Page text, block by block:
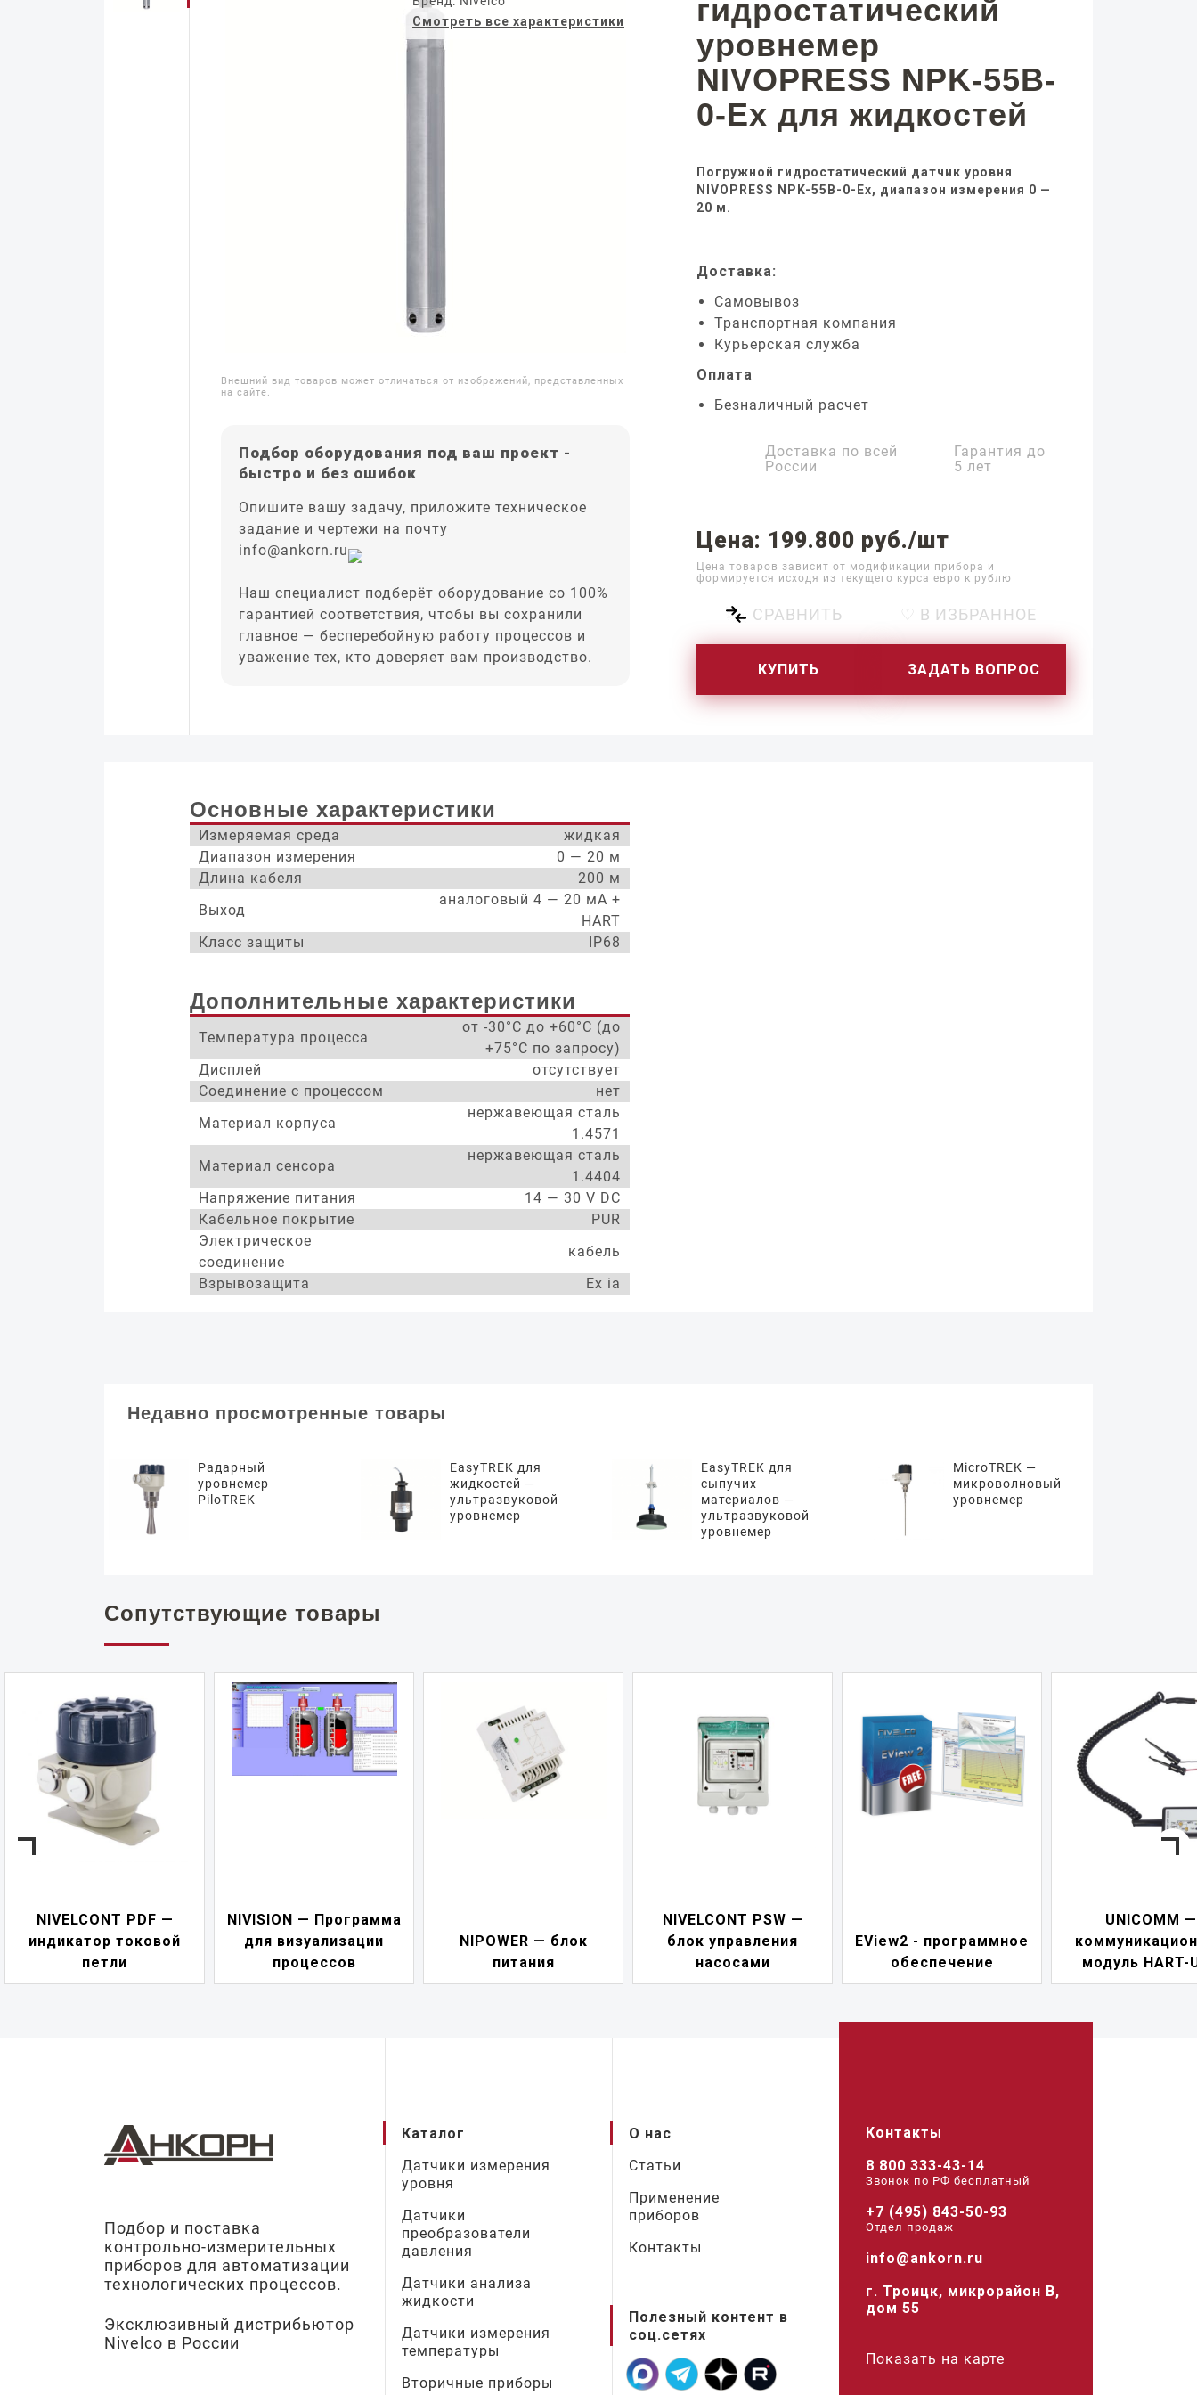
Смотреть все характеристики
Внешний вид товаров может отличаться от изображений, представленных
на сайте.
Подбор оборудования под ваш проект -
быстро и без ошибок
Опишите вашу задачу, приложите техническое
задание и чертежи на почту
info@ankorn.ru
Наш специалист подберёт оборудование со 100%
гарантией соответствия, чтобы вы сохранили
главное — бесперебойную работу процессов и
уважение тех, кто доверяет вам производство.
гидростатический
уровнемер
NIVOPRESS NPK-55B-
0-Ex для жидкостей
Погружной гидростатический датчик уровня
NIVOPRESS NPK-55B-0-Ex, диапазон измерения 0 —
20 м.
Доставка:
Самовывоз
Транспортная компания
Курьерская служба
Оплата
Безналичный расчет
Доставка по всей
России
Гарантия до
5 лет
Цена: 199.800 руб./шт
Цена товаров зависит от модификации прибора и
формируется исходя из текущего курса евро к рублю
СРАВНИТЬ ♡ В ИЗБРАННОЕ
КУПИТЬ ЗАДАТЬ ВОПРОС
Основные характеристики
Измеряемая среда
жидкая
Диапазон измерения
0 — 20 м
Длина кабеля
200 м
Выход
аналоговый 4 — 20 мА +
HART
Класс защиты
IP68
Дополнительные характеристики
Температура процесса
от -30°С до +60°С (до
+75°С по запросу)
Дисплей
отсутствует
Соединение с процессом
нет
Материал корпуса
нержавеющая сталь
1.4571
Материал сенсора
нержавеющая сталь
1.4404
Напряжение питания
14 — 30 V DC
Кабельное покрытие
PUR
Электрическое
соединение
кабель
Взрывозащита
Ex ia
Недавно просмотренные товары
Радарный
уровнемер
PiloTREK
EasyTREK для
жидкостей —
ультразвуковой
уровнемер
EasyTREK для
сыпучих
материалов —
ультразвуковой
уровнемер
MicroTREK —
микроволновый
уровнемер
Сопутствующие товары
NIVELCONT PDF —
индикатор токовой
петли
NIVISION — Программа
для визуализации
процессов
NIPOWER — блок
питания
NIVELCONT PSW —
блок управления
насосами
EView2 - программное
обеспечение
UNICOMM —
модуль HART-
Подбор и поставка
контрольно-измерительных
приборов для автоматизации
технологических процессов.
Эксклюзивный дистрибьютор
Nivelco в России
Каталог
Датчики измерения
уровня
Датчики
преобразователи
давления
Датчики анализа
жидкости
Датчики измерения
температуры
Вторичные приборы
О нас
Статьи
Применение
приборов
Контакты
Полезный контент в
соц.сетях
Контакты
8 800 333-43-14
Звонок по РФ беcплатный
+7 (495) 843-50-93
Отдел продаж
info@ankorn.ru
г. Троицк, микрорайон В,
дом 55
Показать на карте